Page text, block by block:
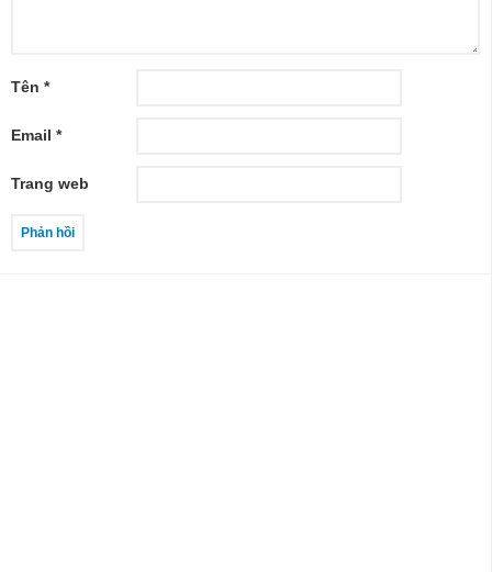
Tên *
Email *
Trang web